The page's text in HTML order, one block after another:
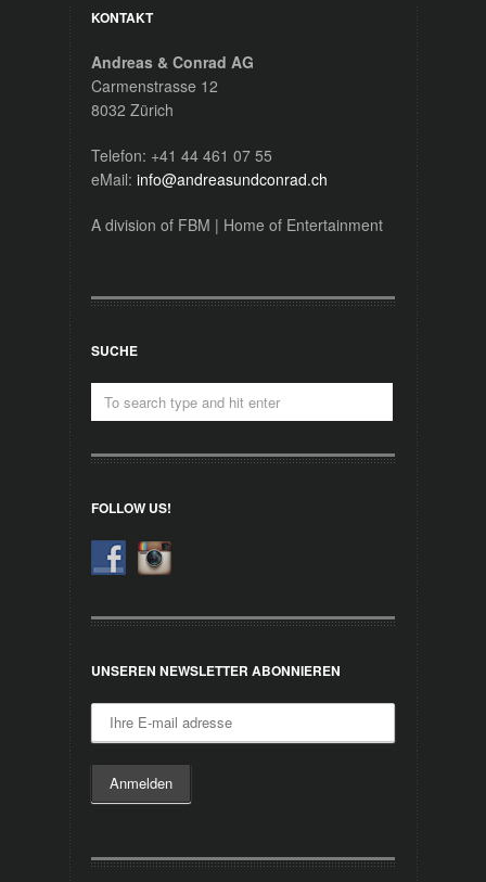
KONTAKT
Andreas & Conrad AG
Carmenstrasse 12
8032 Zürich
Telefon: +41 44 461 07 55
eMail: info@andreasundconrad.ch
A division of FBM | Home of Entertainment
SUCHE
FOLLOW US!
UNSEREN NEWSLETTER ABONNIEREN